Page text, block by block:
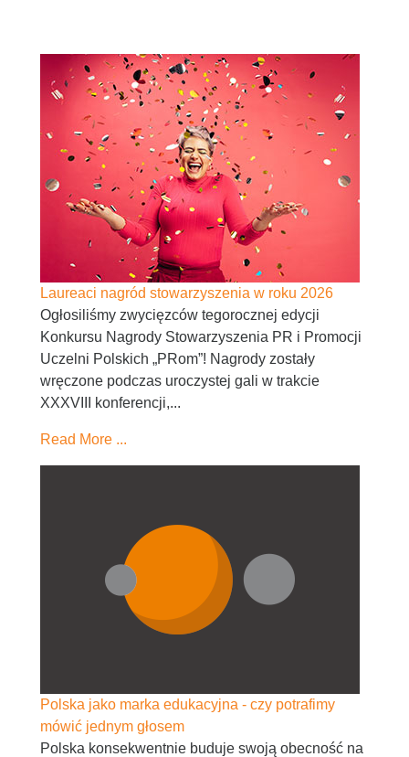
Laureaci nagród stowarzyszenia w roku 2026
Ogłosiliśmy zwycięzców tegorocznej edycji
Konkursu Nagrody Stowarzyszenia PR i Promocji
Uczelni Polskich „PRom”! Nagrody zostały
wręczone podczas uroczystej gali w trakcie
XXXVIII konferencji,...
Read More ...
Polska jako marka edukacyjna - czy potrafimy
mówić jednym głosem
Polska konsekwentnie buduje swoją obecność na